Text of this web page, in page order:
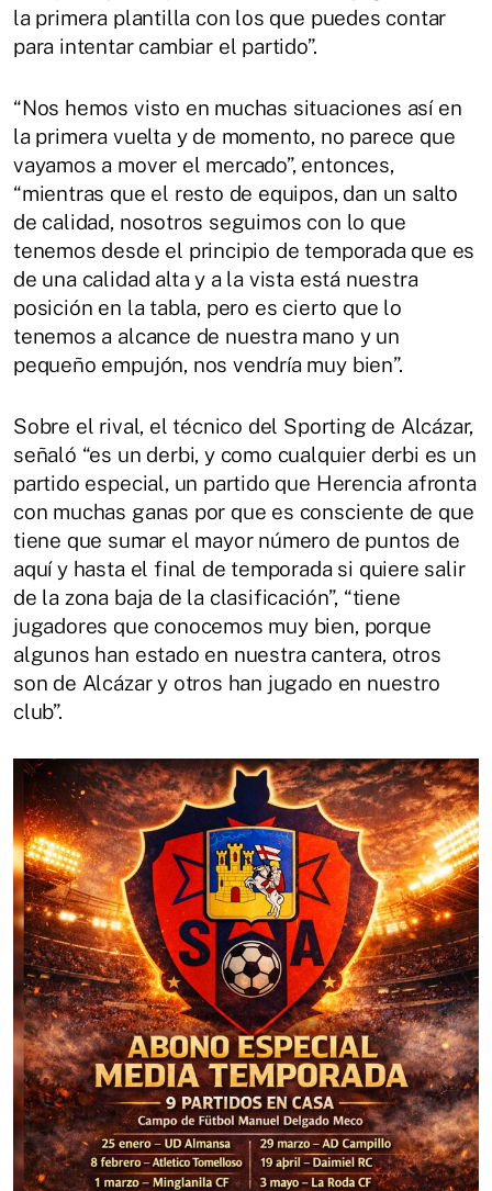
la primera plantilla con los que puedes contar
para intentar cambiar el partido”.
“Nos hemos visto en muchas situaciones así en
la primera vuelta y de momento, no parece que
vayamos a mover el mercado”, entonces,
“mientras que el resto de equipos, dan un salto
de calidad, nosotros seguimos con lo que
tenemos desde el principio de temporada que es
de una calidad alta y a la vista está nuestra
posición en la tabla, pero es cierto que lo
tenemos a alcance de nuestra mano y un
pequeño empujón, nos vendría muy bien”.
Sobre el rival, el técnico del Sporting de Alcázar,
señaló “es un derbi, y como cualquier derbi es un
partido especial, un partido que Herencia afronta
con muchas ganas por que es consciente de que
tiene que sumar el mayor número de puntos de
aquí y hasta el final de temporada si quiere salir
de la zona baja de la clasificación”, “tiene
jugadores que conocemos muy bien, porque
algunos han estado en nuestra cantera, otros
son de Alcázar y otros han jugado en nuestro
club”.